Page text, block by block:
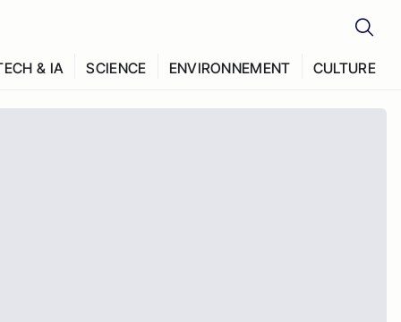
& IA SCIENCE ENVIRONNEMENT CULTURE